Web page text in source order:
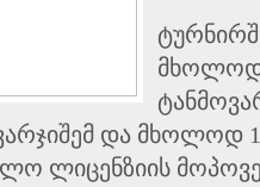
მხოლოდ
და მხოლოდ
ლიცენზიის